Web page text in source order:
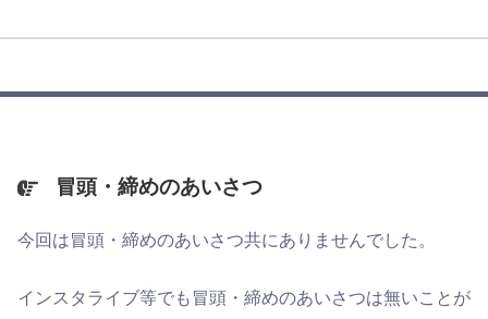
冒頭・締めのあいさつ
今回は冒頭・締めのあいさつ共にありませんでした。
インスタライブ等でも冒頭・締めのあいさつは無いことが